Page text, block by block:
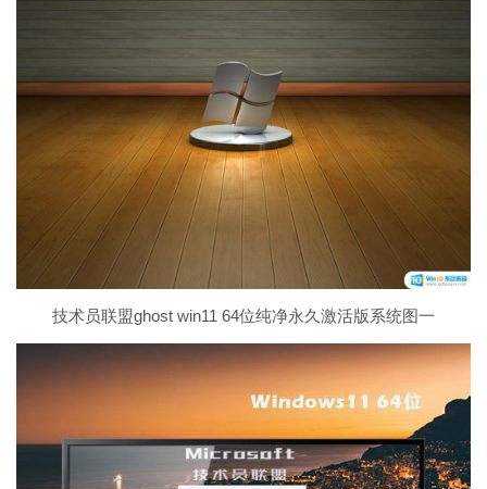
技术员联盟ghost win11 64位纯净永久激活版系统图一